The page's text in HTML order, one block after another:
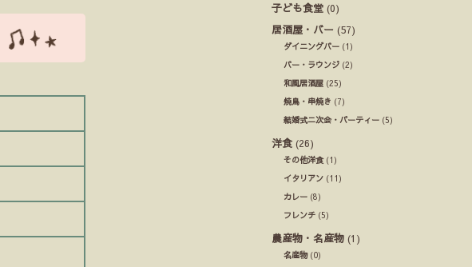
子ども食堂 (0)
居酒屋・バー (57)
ダイニングバー (1)
バー・ラウンジ (2)
和風居酒屋 (25)
焼鳥・串焼き (7)
結婚式ニ次会・パーティー (5)
洋食 (26)
その他洋食(1)
イタリアン (11)
カレー (8)
フレンチ (5)
農産物・名産物 (1)
名産物(0)